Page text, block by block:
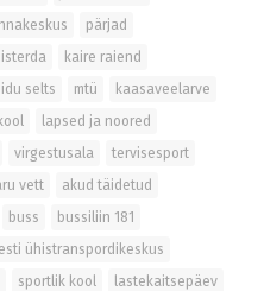
pärjad
kaire raiend
selts mtü
kaasaveelarve
lapsed ja noored
virgestusala
tervisesport
vett
akud täidetud
buss
bussiliin 181
ühistranspordikeskus
sportlik kool
lastekaitsepäev